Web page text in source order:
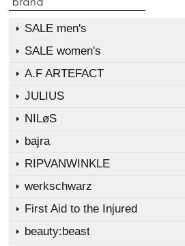
SALE men's
SALE women's
A.F ARTEFACT
JULIUS
NILøS
bajra
RIPVANWINKLE
werkschwarz
First Aid to the Injured
beauty:beast